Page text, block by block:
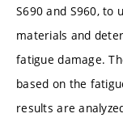
S690 and S960, to
materials and
fatigue damage.
based on the
results are